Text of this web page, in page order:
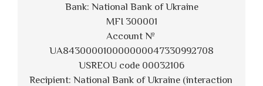
Bank: National Bank of Ukraine
MFI 300001
Account №
UA843000010000000047330992708
USREOU code 00032106
Recipient: National Bank of Ukraine (interaction